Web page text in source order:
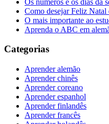
Como desejar Feliz
O mais importante ao
Aprenda o ABC em
Categorias
Aprender alemão
Aprender chinês
Aprender coreano
Aprender espanhol
Aprender finlandês
Aprender francês